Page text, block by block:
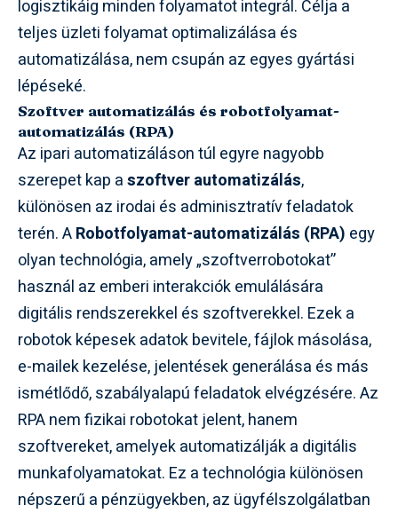
logisztikáig minden folyamatot integrál. Célja a
teljes üzleti folyamat optimalizálása és
automatizálása, nem csupán az egyes gyártási
lépéseké.
Szoftver automatizálás és robotfolyamat-
automatizálás (RPA)
Az ipari automatizáláson túl egyre nagyobb
szerepet kap aszoftver automatizálás,
különösen az irodai és adminisztratív feladatok
terén. ARobotfolyamat-automatizálás (RPA) egy
olyan technológia, amely „szoftverrobotokat”
használ az emberi interakciók emulálására
digitális rendszerekkel és szoftverekkel. Ezek a
robotok képesek adatok bevitele, fájlok másolása,
e-mailek kezelése, jelentések generálása és más
ismétlődő, szabályalapú feladatok elvégzésére. Az
RPA nem fizikai robotokat jelent, hanem
szoftvereket, amelyek automatizálják a digitális
munkafolyamatokat. Ez a technológia különösen
népszerű a pénzügyekben, az ügyfélszolgálatban